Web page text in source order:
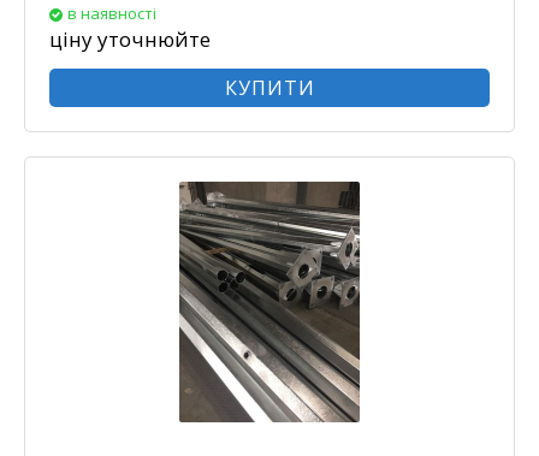
в наявності
ціну уточнюйте
КУПИТИ